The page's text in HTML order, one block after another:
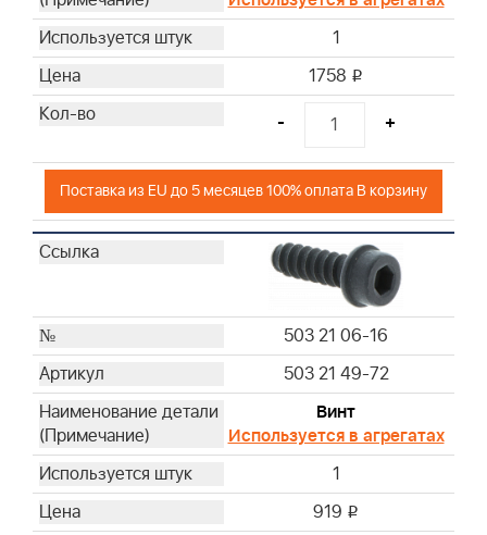
1
1758 i
- +
Поставка из EU до 5 месяцев 100% оплата В корзину
503 21 06-16
503 21 49-72
Винт
Используется в агрегатах
1
919 i